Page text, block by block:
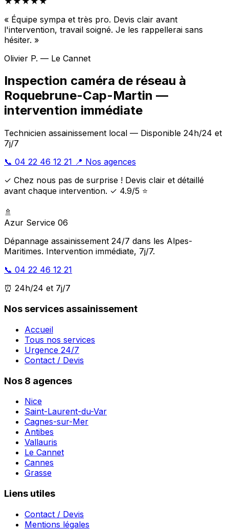
« Équipe sympa et très pro. Devis clair avant
l'intervention, travail soigné. Je les rappellerai sans
hésiter. »
Olivier P. — Le Cannet
Inspection caméra de réseau à
Roquebrune-Cap-Martin —
intervention immédiate
Technicien assainissement local — Disponible 24h/24 et
7j/7
📞 04 22 46 12 21 📍 Nos agences
✓ Chez nous pas de surprise ! Devis clair et détaillé
avant chaque intervention. ✓ 4.9/5 ⭐
🚿
Azur Service 06
Dépannage assainissement 24/7 dans les Alpes-
Maritimes. Intervention immédiate, 7j/7.
📞 04 22 46 12 21
⏰ 24h/24 et 7j/7
Nos services assainissement
Accueil
Tous nos services
Urgence 24/7
Contact / Devis
Nos 8 agences
Nice
Saint-Laurent-du-Var
Cagnes-sur-Mer
Antibes
Vallauris
Le Cannet
Cannes
Grasse
Liens utiles
Contact / Devis
Mentions légales